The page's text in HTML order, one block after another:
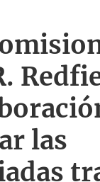
las